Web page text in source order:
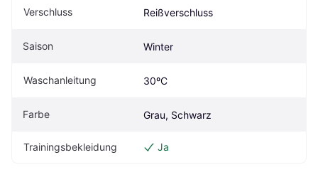
Verschluss Reißverschluss
Saison Winter
Waschanleitung 30ºC
Farbe Grau, Schwarz
Trainingsbekleidung Ja